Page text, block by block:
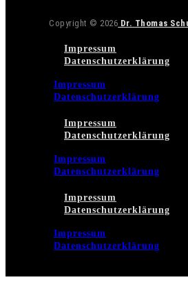
Copyright © 2026 Dr. Thomas
Impressum
Datenschutzerklärung
Impressum
Datenschutzerklärung
Impressum
Datenschutzerklärung
Impressum
Datenschutzerklärung
Impressum
Datenschutzerklärung
Impressum
Datenschutzerklärung